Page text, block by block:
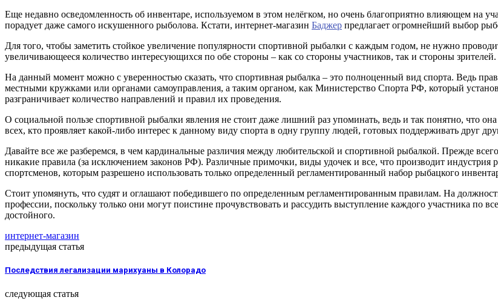
Еще недавно осведомленность об инвентаре, используемом в этом нелёгком, но очень благоприятно влияющем на
порадует даже самого искушенного рыболова. Кстати, интернет-магазин Баджер предлагает огромнейший выбор
Для того, чтобы заметить стойкое увеличение популярности спортивной рыбалки с каждым годом, не нужно
увеличивающееся количество интересующихся по обе стороны – как со стороны участников, так и стороны зрителей.
На данный момент можно с уверенностью сказать, что спортивная рыбалка – это полноценный вид спорта. Ведь
местными кружками или органами самоуправления, а таким органом, как Министерство Спорта РФ, который
разграничивает количество направлений и правил их проведения.
О социальной пользе спортивной рыбалки явления не стоит даже лишний раз упоминать, ведь и так понятно, что
всех, кто проявляет какой-либо интерес к данному виду спорта в одну группу людей, готовых поддерживать друг
Давайте все же разберемся, в чем кардинальные различия между любительской и спортивной рыбалкой. Прежде
никакие правила (за исключением законов РФ). Различные примочки, виды удочек и все, что производит
спортсменов, которым разрешено использовать только определенный регламентированный набор рыбацкого
Стоит упомянуть, что судят и оглашают победившего по определенным регламентированным правилам. На
профессии, поскольку только они могут поистине прочувствовать и рассудить выступление каждого участника
достойного.
интернет-магазин
предыдущая статья
Последствия легализации марихуаны в Колорадо
следующая статья